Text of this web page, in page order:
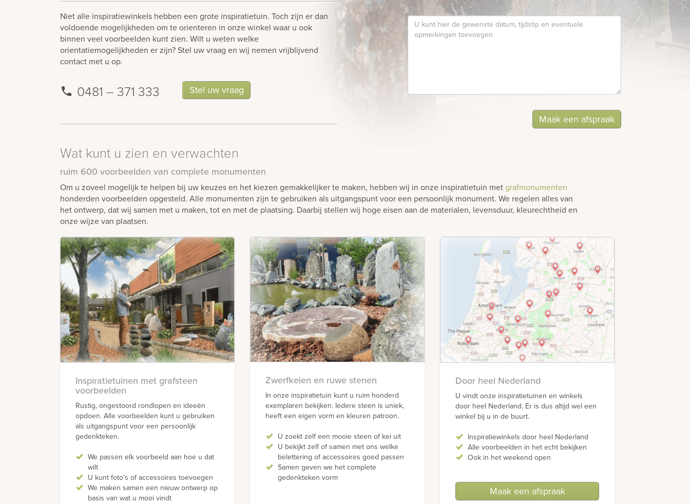
Niet alle inspiratiewinkels hebben een grote inspiratietuin. Toch zijn er dan
voldoende mogelijkheden om te orienteren in onze winkel waar u ook
binnen veel voorbeelden kunt zien. Wilt u weten welke
orientatiemogelijkheden er zijn? Stel uw vraag en wij nemen vrijblijvend
contact met u op.
0481 – 371 333 Stel uw vraag
Maak een afspraak
Wat kunt u zien en verwachten
ruim 600 voorbeelden van complete monumenten
Om u zoveel mogelijk te helpen bij uw keuzes en het kiezen gemakkelijker te maken, hebben wij in onze inspiratietuin metgrafmonumenten
honderden voorbeelden opgesteld. Alle monumenten zijn te gebruiken als uitgangspunt voor een persoonlijk monument. We regelen alles van
het ontwerp, dat wij samen met u maken, tot en met de plaatsing. Daarbij stellen wij hoge eisen aan de materialen, levensduur, kleurechtheid en
onze wijze van plaatsen.
Inspiratietuinen met grafsteen
voorbeelden
Rustig, ongestoord rondlopen en ideeën
opdoen. Alle voorbeelden kunt u gebruiken
als uitgangspunt voor een persoonlijk
gedenkteken.
We passen elk voorbeeld aan hoe u dat
wilt
U kunt foto’s of accessoires toevoegen
We maken samen een nieuw ontwerp op
basis van wat u mooi vindt
Zwerfkeien en ruwe stenen
In onze inspiratietuin kunt u ruim honderd
exemplaren bekijken. Iedere steen is uniek,
heeft een eigen vorm en kleuren patroon.
U zoekt zelf een mooie steen of kei uit
U bekijkt zelf of samen met ons welke
belettering of accessoires goed passen
Samen geven we het complete
gedenkteken vorm
Door heel Nederland
U vindt onze inspiratietuinen en winkels
door heel Nederland. Er is dus altijd wel een
winkel bij u in de buurt.
Inspiratiewinkels door heel Nederland
Alle voorbeelden in het echt bekijken
Ook in het weekend open
Maak een afspraak